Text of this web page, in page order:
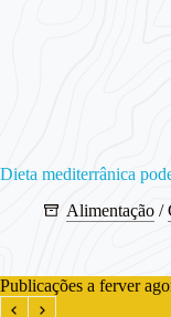
Dieta mediterrânica
Alimentação /
Publicações a ferver